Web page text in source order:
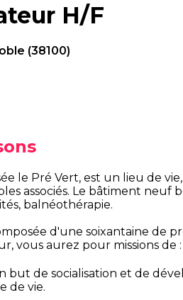
H/F
(38100)
le Pré Vert, est un lieu de
associés. Le bâtiment
balnéothérapie.
d'une soixantaine de
vous aurez pour missions de :
but de socialisation et de
de vie.